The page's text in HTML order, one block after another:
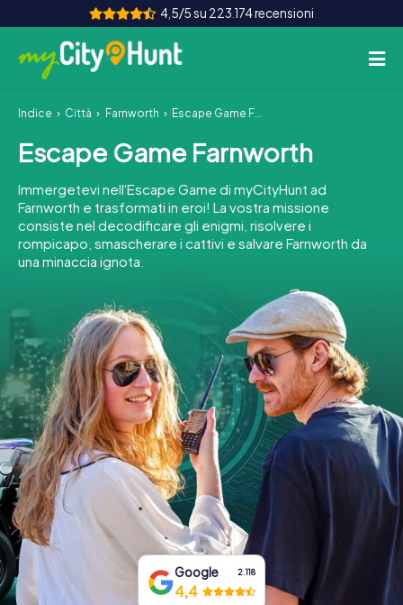
4,5/5 su 223.174 recensioni
Come funziona
Città
Tour
Team Building
INT AT CH
DE
ES
FR UK
IE
IT
NL
Prenota Biglietti
Acquista i Voucher
Indice Città Farnworth Escape Game Farnworth
Escape Game Farnworth
Immergetevi nell'Escape Game di myCityHunt ad
Farnworth e trasformati in eroi! La vostra missione
consiste nel decodificare gli enigmi, risolvere i
rompicapo, smascherare i cattivi e salvare Farnworth da
una minaccia ignota.
Google 2.118
4,4